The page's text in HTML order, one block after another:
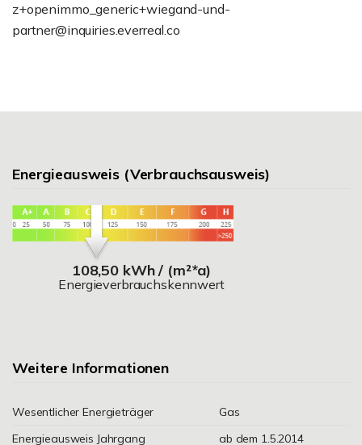
z+openimmo_generic+wiegand-und-
partner@inquiries.everreal.co
Energieausweis (Verbrauchsausweis)
108,50 kWh / (m²*a)
Energieverbrauchskennwert
Weitere Informationen
Wesentlicher Energieträger
Gas
Energieausweis Jahrgang
ab dem 1.5.2014